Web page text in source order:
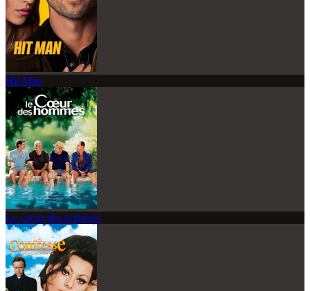
Hit Man
Le coeur des hommes